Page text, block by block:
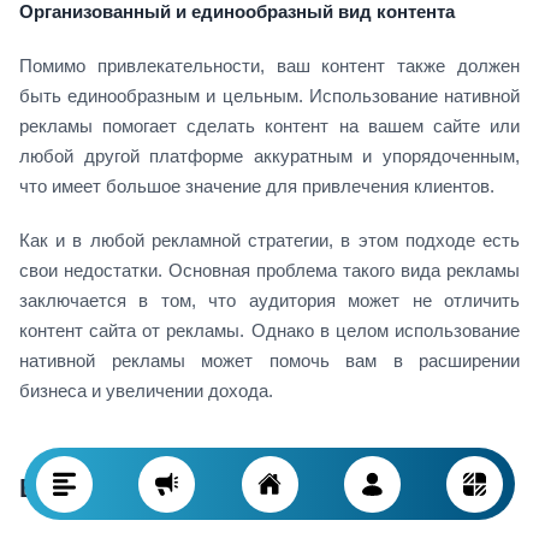
Организованный и единообразный вид контента
Помимо привлекательности, ваш контент также должен
быть единообразным и цельным. Использование нативной
рекламы помогает сделать контент на вашем сайте или
любой другой платформе аккуратным и упорядоченным,
что имеет большое значение для привлечения клиентов.
Как и в любой рекламной стратегии, в этом подходе есть
свои недостатки. Основная проблема такого вида рекламы
заключается в том, что аудитория может не отличить
контент сайта от рекламы. Однако в целом использование
нативной рекламы может помочь вам в расширении
бизнеса и увеличении дохода.
Виды нативной рекламы